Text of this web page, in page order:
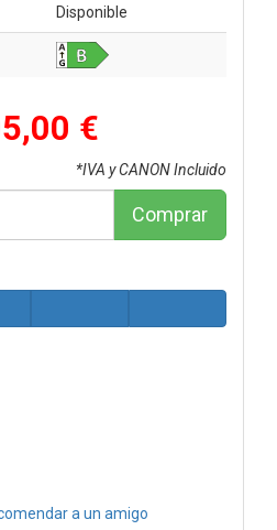
Disponible
€
*IVA y CANON Incluido
Comprar
a un amigo